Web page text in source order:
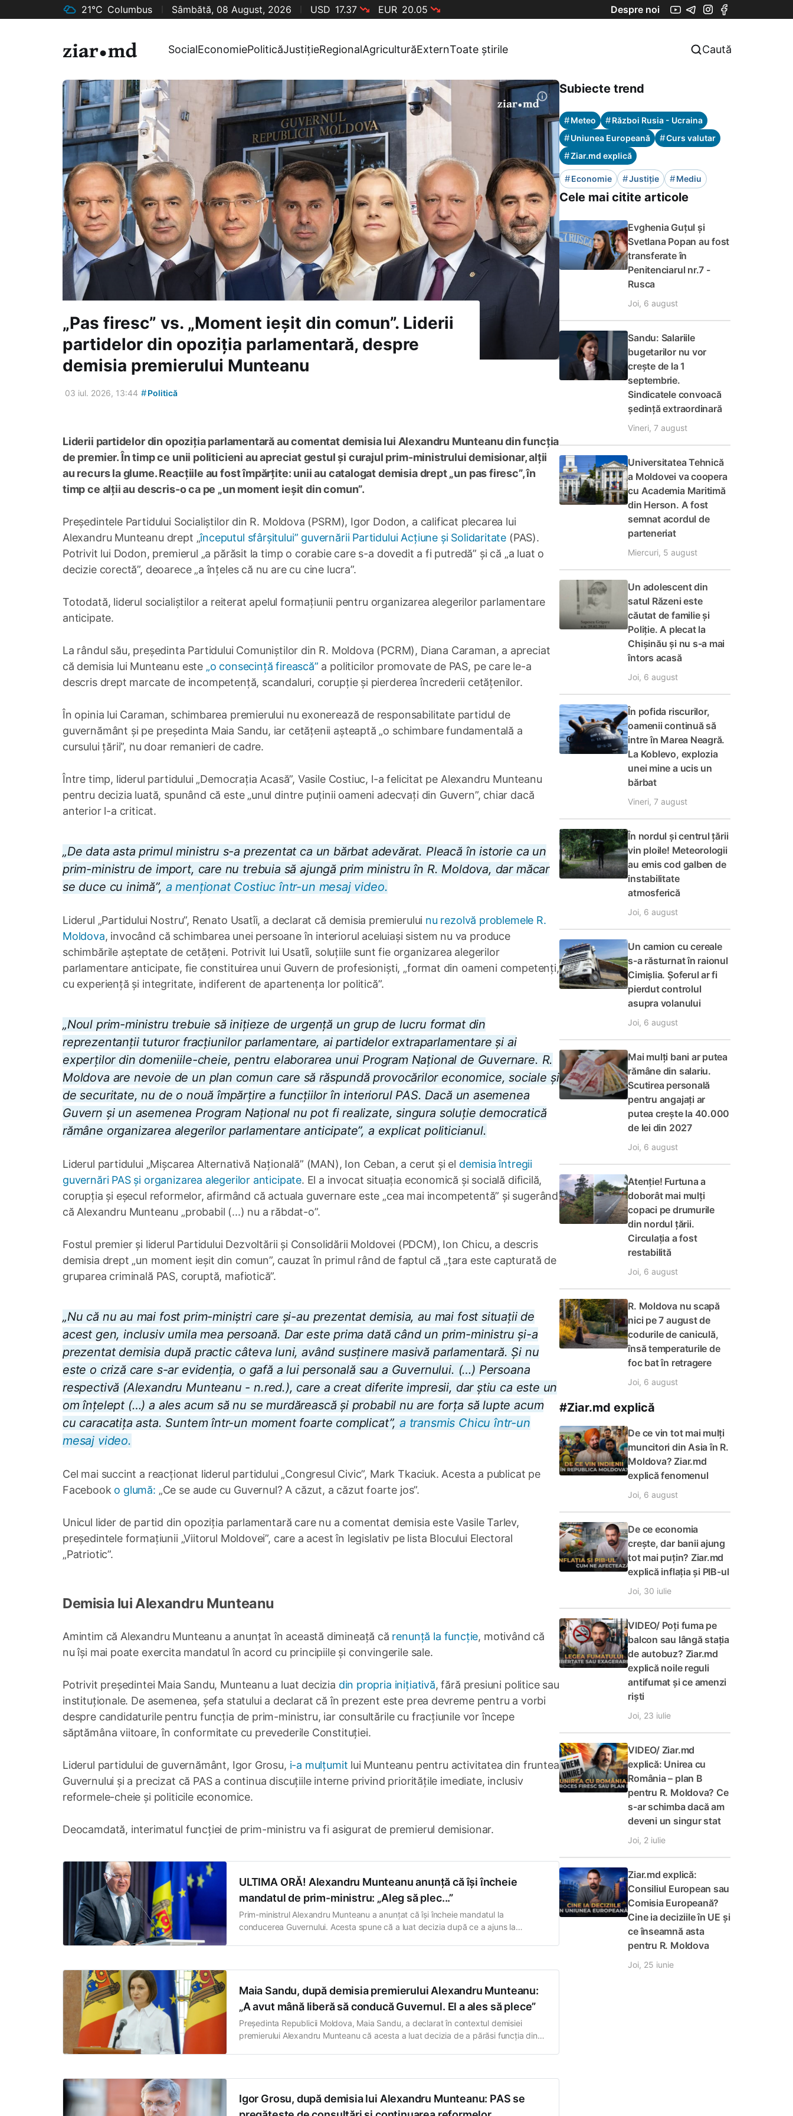
21°C Columbus Sâmbătă, 08 August, 2026 USD 17.37 EUR 20.05 Despre noi
SocialEconomiePoliticăJustițieRegionalAgriculturăExternToate știrile Caută
„Pas firesc” vs. „Moment ieșit din comun”. Liderii
partidelor din opoziția parlamentară, despre
demisia premierului Munteanu
03 iul. 2026, 13:44 #Politică
Liderii partidelor din opoziția parlamentară au comentat demisia lui Alexandru Munteanu din funcția
de premier. În timp ce unii politicieni au apreciat gestul și curajul prim-ministrului demisionar, alții
au recurs la glume. Reacțiile au fost împărțite: unii au catalogat demisia drept „un pas firesc”, în
timp ce alții au descris-o ca pe „un moment ieșit din comun”.
Președintele Partidului Socialiștilor din R. Moldova (PSRM), Igor Dodon, a calificat plecarea lui
Alexandru Munteanu drept „începutul sfârșitului” guvernării Partidului Acțiune și Solidaritate (PAS).
Potrivit lui Dodon, premierul „a părăsit la timp o corabie care s-a dovedit a fi putredă” și că „a luat o
decizie corectă”, deoarece „a înțeles că nu are cu cine lucra”.
Totodată, liderul socialiștilor a reiterat apelul formațiunii pentru organizarea alegerilor parlamentare
anticipate.
La rândul său, președinta Partidului Comuniștilor din R. Moldova (PCRM), Diana Caraman, a apreciat
că demisia lui Munteanu este„o consecință firească” a politicilor promovate de PAS, pe care le-a
descris drept marcate de incompetență, scandaluri, corupție și pierderea încrederii cetățenilor.
În opinia lui Caraman, schimbarea premierului nu exonerează de responsabilitate partidul de
guvernământ și pe președinta Maia Sandu, iar cetățenii așteaptă „o schimbare fundamentală a
cursului țării”, nu doar remanieri de cadre.
Între timp, liderul partidului „Democrația Acasă”, Vasile Costiuc, l-a felicitat pe Alexandru Munteanu
pentru decizia luată, spunând că este „unul dintre puținii oameni adecvați din Guvern”, chiar dacă
anterior l-a criticat.
„De data asta primul ministru s-a prezentat ca un bărbat adevărat. Pleacă în istorie ca un
prim-ministru de import, care nu trebuia să ajungă prim ministru în R. Moldova, dar măcar
se duce cu inimă”, a menționat Costiuc într-un mesaj video.
Liderul „Partidului Nostru”, Renato Usatîi, a declarat că demisia premierului nu rezolvă problemele R.
Moldova, invocând că schimbarea unei persoane în interiorul aceluiași sistem nu va produce
schimbările așteptate de cetățeni. Potrivit lui Usatîi, soluțiile sunt fie organizarea alegerilor
parlamentare anticipate, fie constituirea unui Guvern de profesioniști, „format din oameni competenți,
cu experiență și integritate, indiferent de apartenența lor politică”.
„Noul prim-ministru trebuie să inițieze de urgență un grup de lucru format din
reprezentanții tuturor fracțiunilor parlamentare, ai partidelor extraparlamentare și ai
experților din domeniile-cheie, pentru elaborarea unui Program Național de Guvernare. R.
Moldova are nevoie de un plan comun care să răspundă provocărilor economice, sociale și
de securitate, nu de o nouă împărțire a funcțiilor în interiorul PAS. Dacă un asemenea
Guvern și un asemenea Program Național nu pot fi realizate, singura soluție democratică
rămâne organizarea alegerilor parlamentare anticipate”, a explicat politicianul.
Liderul partidului „Mișcarea Alternativă Națională” (MAN), Ion Ceban, a cerut și el demisia întregii
guvernări PAS și organizarea alegerilor anticipate. El a invocat situația economică și socială dificilă,
corupția și eșecul reformelor, afirmând că actuala guvernare este „cea mai incompetentă” și sugerând
că Alexandru Munteanu „probabil (...) nu a răbdat-o”.
Fostul premier și liderul Partidului Dezvoltării și Consolidării Moldovei (PDCM), Ion Chicu, a descris
demisia drept „un moment ieșit din comun”, cauzat în primul rând de faptul că „țara este capturată de
gruparea criminală PAS, coruptă, mafiotică”.
„Nu că nu au mai fost prim-miniștri care și-au prezentat demisia, au mai fost situații de
acest gen, inclusiv umila mea persoană. Dar este prima dată când un prim-ministru și-a
prezentat demisia după practic câteva luni, având susținere masivă parlamentară. Și nu
este o criză care s-ar evidenția, o gafă a lui personală sau a Guvernului. (…) Persoana
respectivă (Alexandru Munteanu - n.red.), care a creat diferite impresii, dar știu ca este un
om înțelept (…) a ales acum să nu se murdărească și probabil nu are forța să lupte acum
cu caracatița asta. Suntem într-un moment foarte complicat”,a transmis Chicu într-un
mesaj video.
Cel mai succint a reacționat liderul partidului „Congresul Civic”, Mark Tkaciuk. Acesta a publicat pe
Facebook o glumă: „Ce se aude cu Guvernul? A căzut, a căzut foarte jos”.
Unicul lider de partid din opoziția parlamentară care nu a comentat demisia este Vasile Tarlev,
președintele formațiunii „Viitorul Moldovei”, care a acest în legislativ pe lista Blocului Electoral
„Patriotic”.
Demisia lui Alexandru Munteanu
Amintim că Alexandru Munteanu a anunțat în această dimineață că renunță la funcție, motivând că
nu își mai poate exercita mandatul în acord cu principiile și convingerile sale.
Potrivit președintei Maia Sandu, Munteanu a luat decizia din propria inițiativă, fără presiuni politice sau
instituționale. De asemenea, șefa statului a declarat că în prezent este prea devreme pentru a vorbi
despre candidaturile pentru funcția de prim-ministru, iar consultările cu fracțiunile vor începe
săptămâna viitoare, în conformitate cu prevederile Constituției.
Liderul partidului de guvernământ, Igor Grosu, i-a mulțumit lui Munteanu pentru activitatea din fruntea
Guvernului și a precizat că PAS a continua discuțiile interne privind prioritățile imediate, inclusiv
reformele-cheie și politicile economice.
Deocamdată, interimatul funcției de prim-ministru va fi asigurat de premierul demisionar.
ULTIMA ORĂ! Alexandru Munteanu anunță că își încheie
mandatul de prim-ministru: „Aleg să plec...”
Prim-ministrul Alexandru Munteanu a anunțat că își încheie mandatul la
conducerea Guvernului. Acesta spune că a luat decizia după ce a ajuns la
Maia Sandu, după demisia premierului Alexandru Munteanu:
„A avut mână liberă să conducă Guvernul. El a ales să plece”
Președinta Republicii Moldova, Maia Sandu, a declarat în contextul demisiei
premierului Alexandru Munteanu că acesta a luat decizia de a părăsi funcția din
Igor Grosu, după demisia lui Alexandru Munteanu: PAS se
Subiecte trend
#Meteo #Război Rusia - Ucraina
#Uniunea Europeană #Curs valutar
#Ziar.md explică
#Economie #Justiție #Mediu
Cele mai citite articole
Evghenia Guțul și
Svetlana Popan au fost
transferate în
Penitenciarul nr.7 -
Rusca
Joi, 6 august
Sandu: Salariile
bugetarilor nu vor
crește de la 1
septembrie.
Sindicatele convoacă
ședință extraordinară
Vineri, 7 august
Universitatea Tehnică
a Moldovei va coopera
cu Academia Maritimă
din Herson. A fost
semnat acordul de
parteneriat
Miercuri, 5 august
Un adolescent din
satul Răzeni este
căutat de familie și
Poliție. A plecat la
Chișinău și nu s-a mai
întors acasă
Joi, 6 august
În pofida riscurilor,
oamenii continuă să
intre în Marea Neagră.
La Koblevo, explozia
unei mine a ucis un
bărbat
Vineri, 7 august
În nordul și centrul țării
vin ploile! Meteorologii
au emis cod galben de
instabilitate
atmosferică
Joi, 6 august
Un camion cu cereale
s-a răsturnat în raionul
Cimișlia. Șoferul ar fi
pierdut controlul
asupra volanului
Joi, 6 august
Mai mulți bani ar putea
rămâne din salariu.
Scutirea personală
pentru angajați ar
putea crește la 40.000
de lei din 2027
Joi, 6 august
Atenție! Furtuna a
doborât mai mulți
copaci pe drumurile
din nordul țării.
Circulația a fost
restabilită
Joi, 6 august
R. Moldova nu scapă
nici pe 7 august de
codurile de caniculă,
însă temperaturile de
foc bat în retragere
Joi, 6 august
#Ziar.md explică
De ce vin tot mai mulți
muncitori din Asia în R.
Moldova? Ziar.md
explică fenomenul
Joi, 6 august
De ce economia
crește, dar banii ajung
tot mai puțin? Ziar.md
explică inflația și PIB-ul
Joi, 30 iulie
VIDEO/ Poți fuma pe
balcon sau lângă stația
de autobuz? Ziar.md
explică noile reguli
antifumat și ce amenzi
riști
Joi, 23 iulie
VIDEO/ Ziar.md
explică: Unirea cu
România – plan B
pentru R. Moldova? Ce
s-ar schimba dacă am
deveni un singur stat
Joi, 2 iulie
Ziar.md explică:
Consiliul European sau
Comisia Europeană?
Cine ia deciziile în UE și
ce înseamnă asta
pentru R. Moldova
Joi, 25 iunie